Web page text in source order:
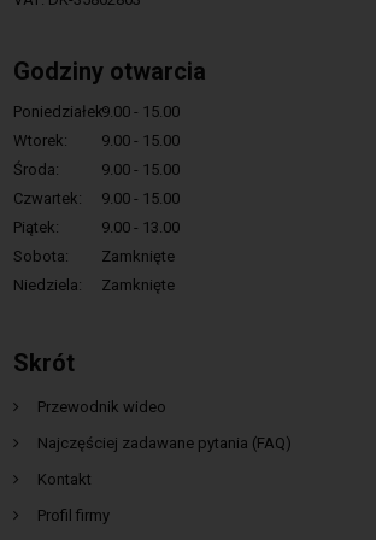
Godziny otwarcia
Poniedziałek:9.00 - 15.00
Wtorek:
9.00 - 15.00
Środa:
9.00 - 15.00
Czwartek:
9.00 - 15.00
Piątek:
9.00 - 13.00
Sobota:
Zamknięte
Niedziela:
Zamknięte
Skrót
Przewodnik wideo
Najczęściej zadawane pytania (FAQ)
Kontakt
Profil firmy